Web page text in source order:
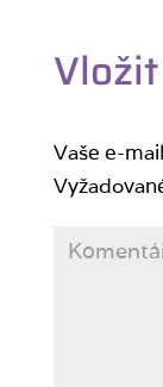
Vaše e-